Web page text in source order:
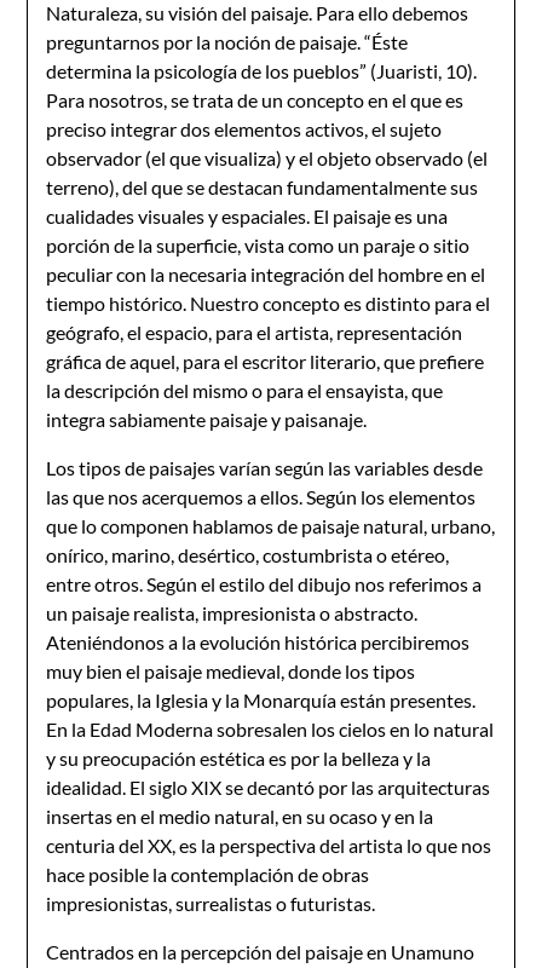
Naturaleza, su visión del paisaje. Para ello debemos
preguntarnos por la noción de paisaje. “Éste
determina la psicología de los pueblos” (Juaristi, 10).
Para nosotros, se trata de un concepto en el que es
preciso integrar dos elementos activos, el sujeto
observador (el que visualiza) y el objeto observado (el
terreno), del que se destacan fundamentalmente sus
cualidades visuales y espaciales. El paisaje es una
porción de la superficie, vista como un paraje o sitio
peculiar con la necesaria integración del hombre en el
tiempo histórico. Nuestro concepto es distinto para el
geógrafo, el espacio, para el artista, representación
gráfica de aquel, para el escritor literario, que prefiere
la descripción del mismo o para el ensayista, que
integra sabiamente paisaje y paisanaje.
Los tipos de paisajes varían según las variables desde
las que nos acerquemos a ellos. Según los elementos
que lo componen hablamos de paisaje natural, urbano,
onírico, marino, desértico, costumbrista o etéreo,
entre otros. Según el estilo del dibujo nos referimos a
un paisaje realista, impresionista o abstracto.
Ateniéndonos a la evolución histórica percibiremos
muy bien el paisaje medieval, donde los tipos
populares, la Iglesia y la Monarquía están presentes.
En la Edad Moderna sobresalen los cielos en lo natural
y su preocupación estética es por la belleza y la
idealidad. El siglo XIX se decantó por las arquitecturas
insertas en el medio natural, en su ocaso y en la
centuria del XX, es la perspectiva del artista lo que nos
hace posible la contemplación de obras
impresionistas, surrealistas o futuristas.
Centrados en la percepción del paisaje en Unamuno